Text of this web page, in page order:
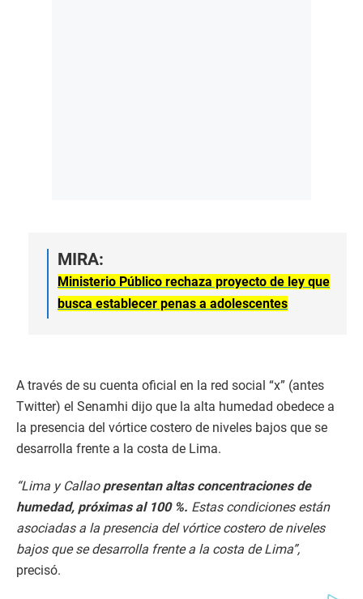
MIRA:
Ministerio Público rechaza proyecto de ley que
busca establecer penas a adolescentes
A través de su cuenta oficial en la red social “x” (antes
Twitter) el Senamhi dijo que la alta humedad obedece a
la presencia del vórtice costero de niveles bajos que se
desarrolla frente a la costa de Lima.
“Lima y Callao presentan altas concentraciones de
humedad, próximas al 100 %. Estas condiciones están
asociadas a la presencia del vórtice costero de niveles
bajos que se desarrolla frente a la costa de Lima”,
precisó.